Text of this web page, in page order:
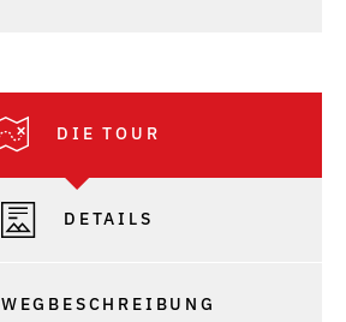
DIE TOUR
DETAILS
WEGBESCHREIBUNG